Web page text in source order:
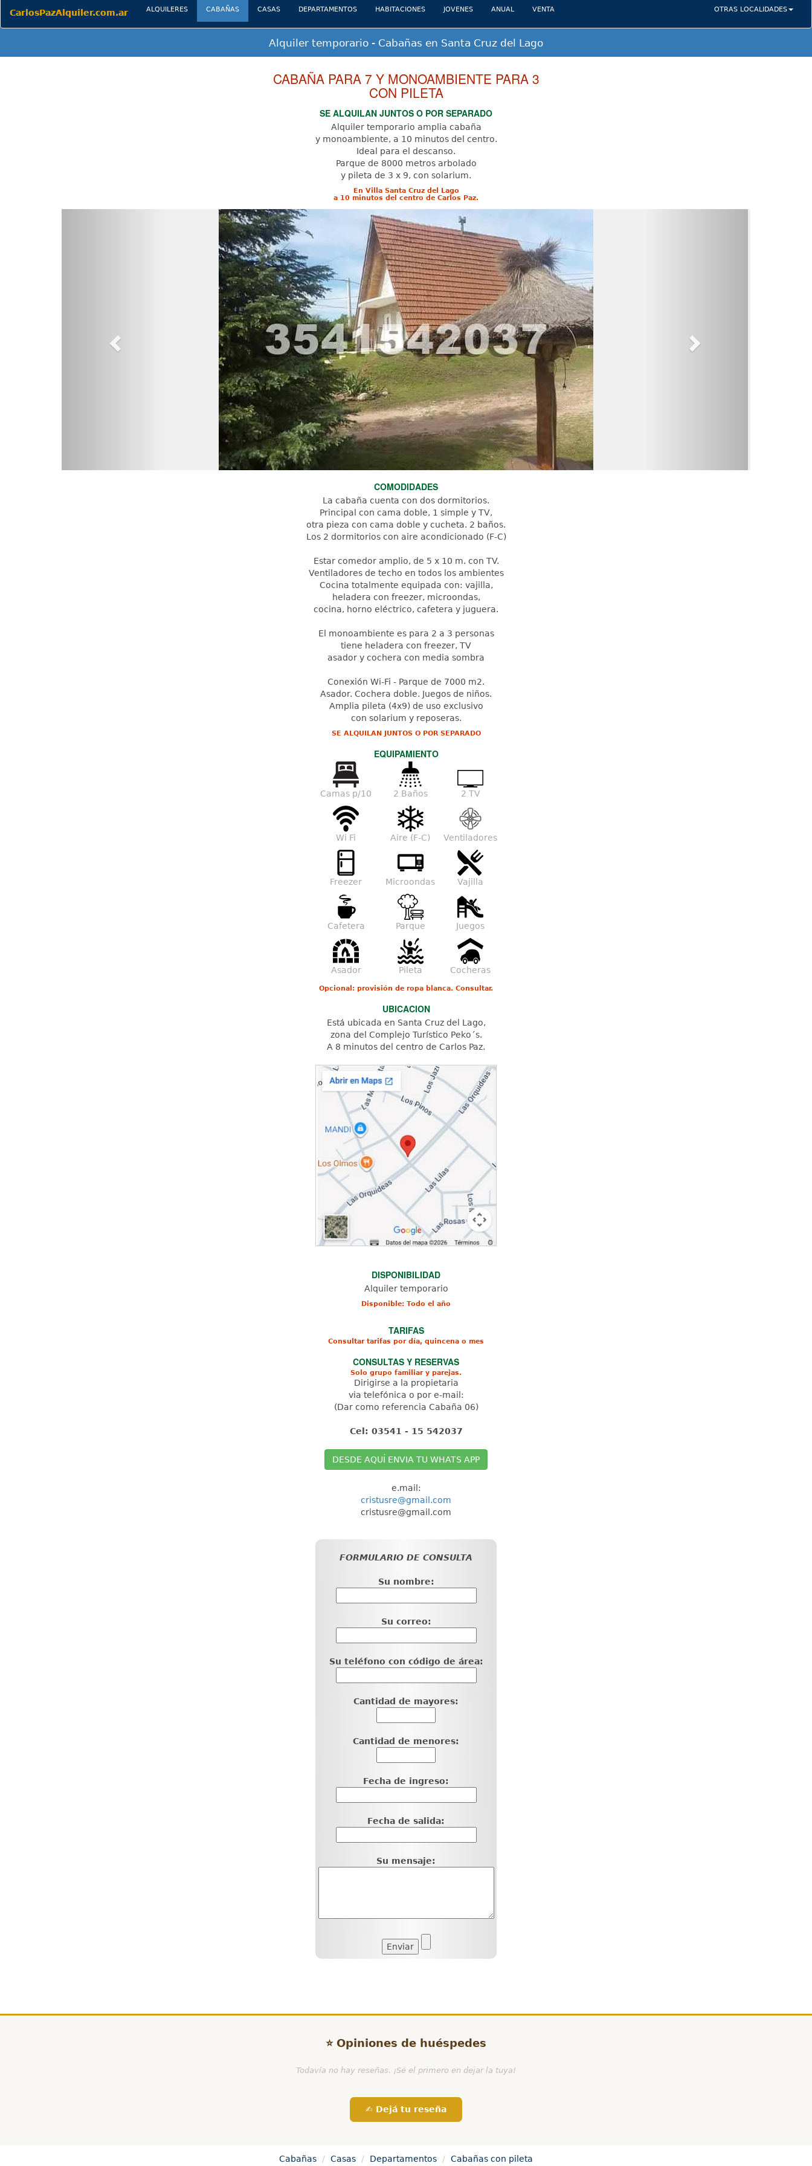
CarlosPazAlquiler.com.ar ALQUILERES(current)CABAÑAS CASAS DEPARTAMENTOS(current)HABITACIONES JOVENES ANUAL VENTA OTRAS LOCALIDADES
Alquiler temporario - Cabañas en Santa Cruz del Lago
CABAÑA PARA 7 Y MONOAMBIENTE PARA 3
CON PILETA
SE ALQUILAN JUNTOS O POR SEPARADO
Alquiler temporario amplia cabaña
y monoambiente, a 10 minutos del centro.
Ideal para el descanso.
Parque de 8000 metros arbolado
y pileta de 3 x 9, con solarium.
En Villa Santa Cruz del Lago
a 10 minutos del centro de Carlos Paz.
COMODIDADES
La cabaña cuenta con dos dormitorios.
Principal con cama doble, 1 simple y TV,
otra pieza con cama doble y cucheta. 2 baños.
Los 2 dormitorios con aire acondicionado (F-C)
Estar comedor amplio, de 5 x 10 m. con TV.
Ventiladores de techo en todos los ambientes
Cocina totalmente equipada con: vajilla,
heladera con freezer, microondas,
cocina, horno eléctrico, cafetera y juguera.
El monoambiente es para 2 a 3 personas
tiene heladera con freezer, TV
asador y cochera con media sombra
Conexión Wi-Fi - Parque de 7000 m2.
Asador. Cochera doble. Juegos de niños.
Amplia pileta (4x9) de uso exclusivo
con solarium y reposeras.
SE ALQUILAN JUNTOS O POR SEPARADO
EQUIPAMIENTO
Camas p/10 2 Baños 2 TV
Wi Fi Aire (F-C) Ventiladores
Freezer Microondas Vajilla
Cafetera Parque Juegos
Asador Pileta Cocheras
Opcional: provisión de ropa blanca. Consultar.
UBICACION
Está ubicada en Santa Cruz del Lago,
zona del Complejo Turístico Peko´s.
A 8 minutos del centro de Carlos Paz.
DISPONIBILIDAD
Alquiler temporario
Disponible: Todo el año
TARIFAS
Consultar tarifas por día, quincena o mes
CONSULTAS Y RESERVAS
Solo grupo familiar y parejas.
Dirigirse a la propietaria
via telefónica o por e-mail:
(Dar como referencia Cabaña 06)
Cel: 03541 - 15 542037
DESDE AQUÍ ENVIA TU WHATS APP
e.mail:
cristusre@gmail.com
cristusre@gmail.com
FORMULARIO DE CONSULTA
Su nombre:
Su correo:
Su teléfono con código de área:
Cantidad de mayores:
Cantidad de menores:
Fecha de ingreso:
Fecha de salida:
Su mensaje:
⭐ Opiniones de huéspedes
Todavía no hay reseñas. ¡Sé el primero en dejar la tuya!
✍️ Dejá tu reseña
Cabañas Casas Departamentos Cabañas con pileta